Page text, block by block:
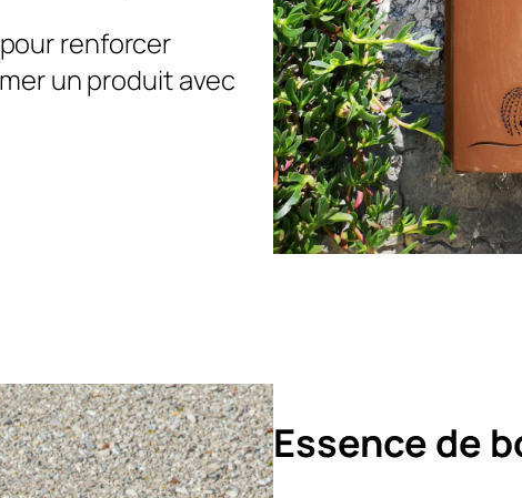
renforcer
un produit avec
Essence de